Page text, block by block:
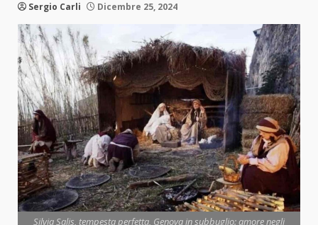
Sergio Carli Dicembre 25, 2024
Silvia Salis, tempesta perfetta, Genova in subbuglio: amore negli